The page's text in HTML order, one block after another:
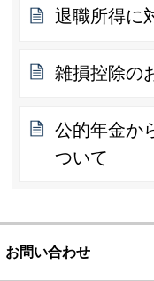
退職所得に
雑損控除の
公的年金か
ついて
お問い合わせ